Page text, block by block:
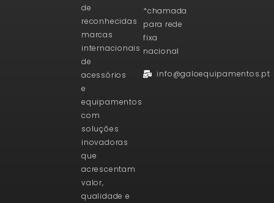
de
reconhecidas
marcas
internacionais
de
acessórios
e
equipamentos
com
soluções
inovadoras
que
acrescentam
valor,
qualidade e
*chamada
para rede
fixa
nacional
info@galoequipamentos.pt